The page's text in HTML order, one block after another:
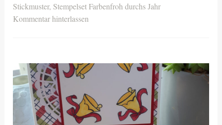
Stickmuster, Stempelset Farbenfroh durchs Jahr
Kommentar hinterlassen